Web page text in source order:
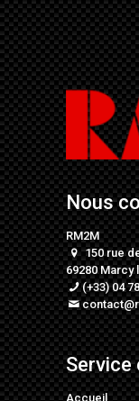
Nous
RM2M
150 rue
69280 Marcy
(+33) 04
Service
Accueil